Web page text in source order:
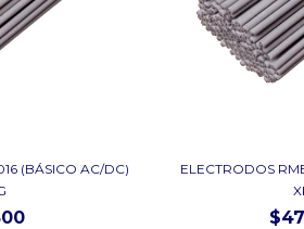
(BÁSICO AC/DC)
ELECTRODOS